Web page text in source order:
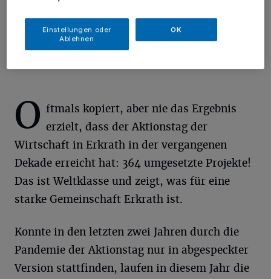
freuen sich auf den Aktionstag der Wirtschaft..
O ftmals kopiert, aber nie das Ergebnis
erzielt, dass der Aktionstag der
Wirtschaft in Erkrath in der vergangenen
Dekade erreicht hat: 364 umgesetzte Projekte!
Das ist Weltklasse und zeigt, was für eine
starke Gemeinschaft Erkrath ist.
Konnte in den letzten zwei Jahren durch die
Pandemie der Aktionstag nur in abgespeckter
Version stattfinden, laufen in diesem Jahr die
Einstellungen oder
Ablehnen
OK